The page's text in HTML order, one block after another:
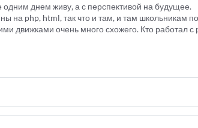
днем живу, а с перспективой на будущее.
на php, html, так что и там, и там школьникам
движками очень много схожего. Кто работал с